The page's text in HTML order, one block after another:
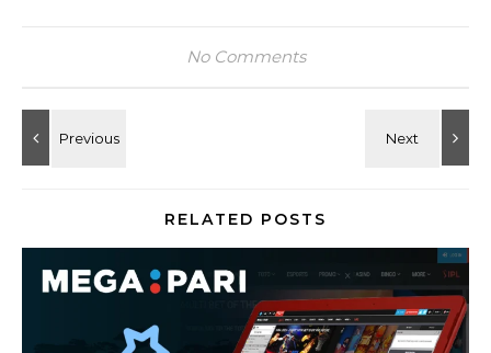
No Comments
RELATED POSTS